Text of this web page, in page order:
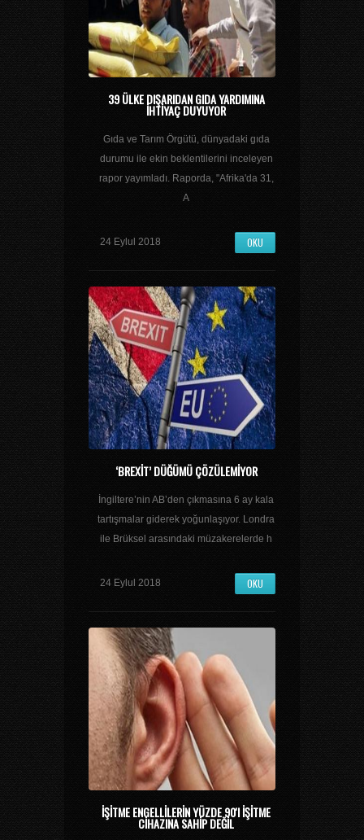
39 ÜLKE DIŞARIDAN GIDA YARDIMINA
IHTIYAÇ DUYUYOR
Gıda ve Tarım Örgütü, dünyadaki gıda
durumu ile ekin beklentilerini inceleyen
rapor yayımladı. Raporda, "Afrika'da 31,
A
24 Eylul 2018 OKU
‘BREXIT’ DÜĞÜMÜ ÇÖZÜLEMIYOR
İngiltere’nin AB’den çıkmasına 6 ay kala
tartışmalar giderek yoğunlaşıyor. Londra
ile Brüksel arasındaki müzakerelerde h
24 Eylul 2018 OKU
İŞITME ENGELLILERIN YÜZDE 90'I IŞITME
CIHAZINA SAHIP DEĞIL